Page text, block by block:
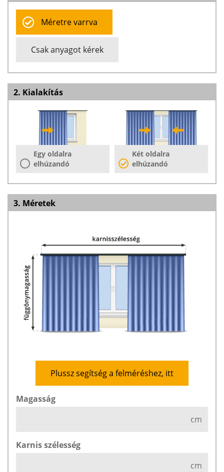
Méretre varrva
Csak anyagot kérek
2. Kialakítás
Egy oldalra
elhúzandó
Két oldalra
elhúzandó
3. Méretek
Plussz segítség a felméréshez, itt
Magasság
cm
Karnis szélesség
cm